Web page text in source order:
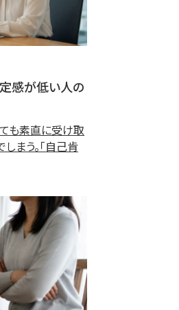
感が低い人の
も素直に受け取
まう。「自己肯